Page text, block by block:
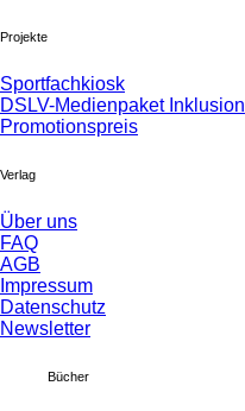
Projekte
Sportfachkiosk
DSLV-Medienpaket Inklusion
Promotionspreis
Verlag
Über uns
FAQ
AGB
Impressum
Datenschutz
Newsletter
Bücher